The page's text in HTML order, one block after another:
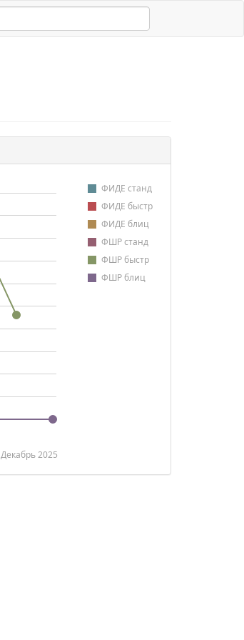
ФИДЕ станд
ФИДЕ быстр
ФИДЕ блиц
ФШР станд
ФШР быстр
ФШР блиц
Декабрь 2025